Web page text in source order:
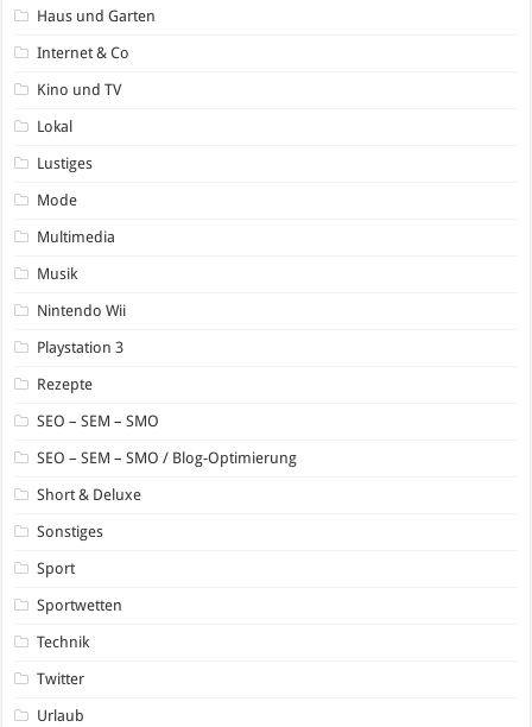
Haus und Garten
Internet & Co
Kino und TV
Lokal
Lustiges
Mode
Multimedia
Musik
Nintendo Wii
Playstation 3
Rezepte
SEO – SEM – SMO
SEO – SEM – SMO / Blog-Optimierung
Short & Deluxe
Sonstiges
Sport
Sportwetten
Technik
Twitter
Urlaub